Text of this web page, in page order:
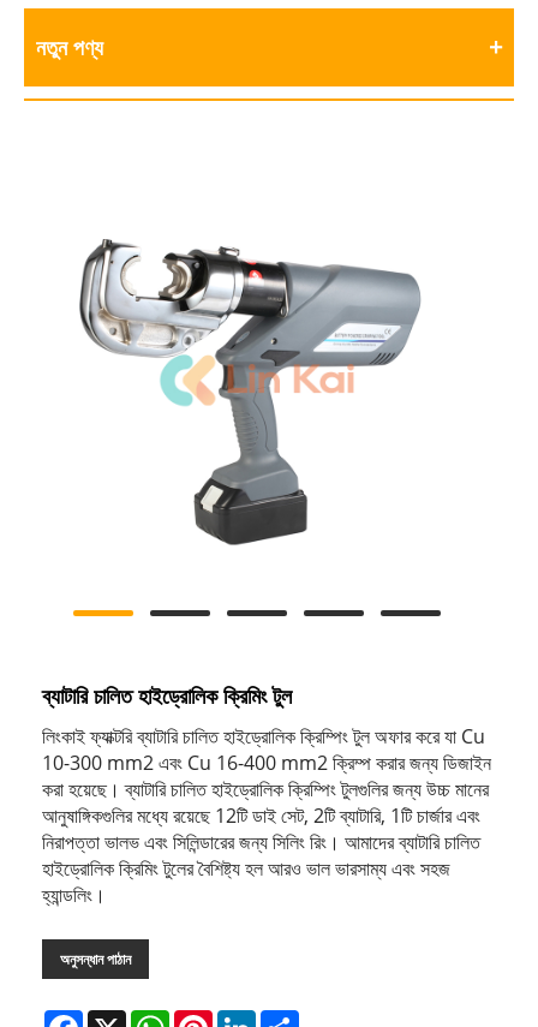
নতুন পণ্য
ব্যাটারি চালিত হাইড্রোলিক ক্রিমিং টুল
লিংকাই ফ্যাক্টরি ব্যাটারি চালিত হাইড্রোলিক ক্রিম্পিং টুল অফার করে যা Cu
10-300 mm2 এবং Cu 16-400 mm2 ক্রিম্প করার জন্য ডিজাইন
করা হয়েছে। ব্যাটারি চালিত হাইড্রোলিক ক্রিম্পিং টুলগুলির জন্য উচ্চ মানের
আনুষাঙ্গিকগুলির মধ্যে রয়েছে 12টি ডাই সেট, 2টি ব্যাটারি, 1টি চার্জার এবং
নিরাপত্তা ভালভ এবং সিলিন্ডারের জন্য সিলিং রিং। আমাদের ব্যাটারি চালিত
হাইড্রোলিক ক্রিমিং টুলের বৈশিষ্ট্য হল আরও ভাল ভারসাম্য এবং সহজ
হ্যান্ডলিং।
অনুসন্ধান পাঠান
Facebook
X WhatsAppPinterestLinkedIn